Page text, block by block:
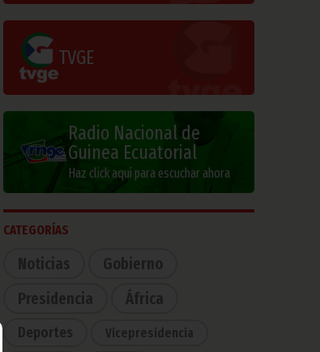
TVGE
Radio Nacional de
Guinea Ecuatorial
Haz click aquí para escuchar ahora
CATEGORÍAS
Noticias
Gobierno
Presidencia
África
Deportes Vicepresidencia